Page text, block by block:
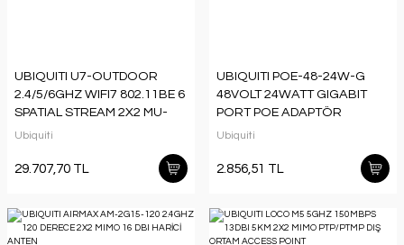
UBIQUITI U7-OUTDOOR
2.4/5/6GHZ WIFI7 802.11BE 6
SPATIAL STREAM 2X2 MU-
MIMO 7.3MBPS DIŞ ORTAM
POINT(ADAPTÖRSÜZ)
Ubiquiti
29.707,70 TL
UBIQUITI POE-48-24W-G
48VOLT 24WATT GIGABIT
PORT POE ADAPTÖR
Ubiquiti
2.856,51 TL